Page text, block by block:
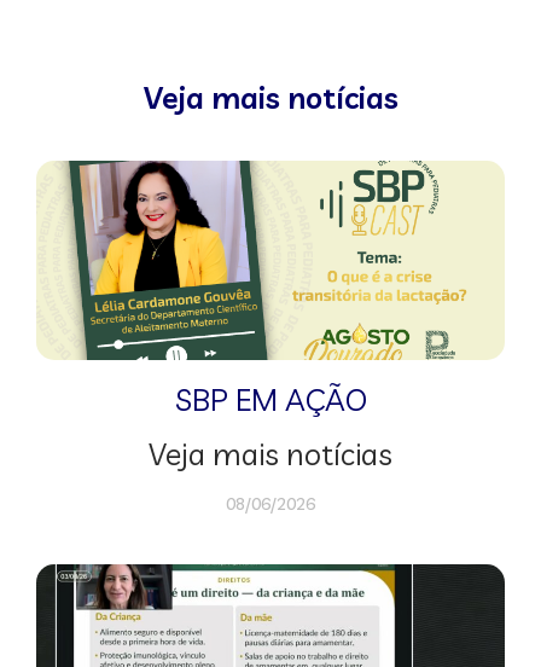
Veja mais notícias
SBP EM AÇÃO
Veja mais notícias
08/06/2026